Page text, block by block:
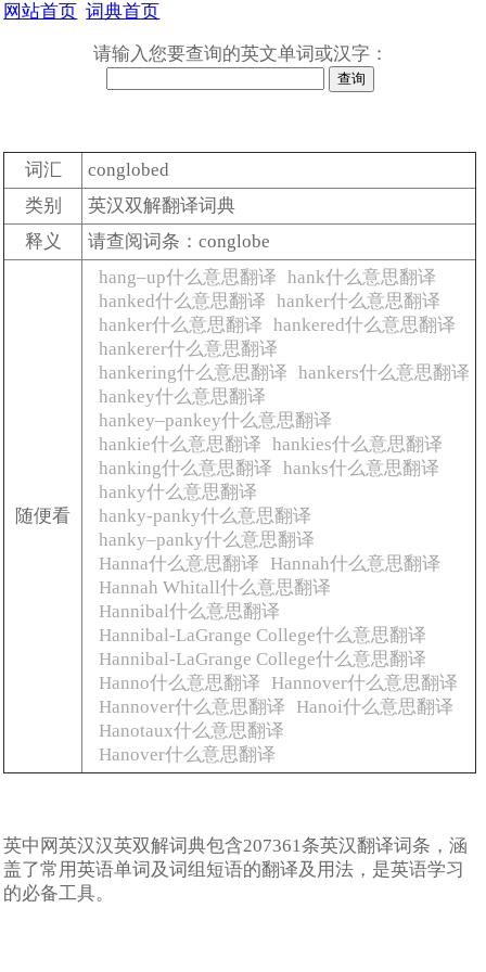
网站首页 词典首页
请输入您要查询的英文单词或汉字：
词汇
conglobed
类别
英汉双解翻译词典
释义
请查阅词条：conglobe
随便看
hang–up什么意思翻译 hank什么意思翻译
hanked什么意思翻译 hanker什么意思翻译
hanker什么意思翻译 hankered什么意思翻译
hankerer什么意思翻译
hankering什么意思翻译 hankers什么意思翻译
hankey什么意思翻译
hankey–pankey什么意思翻译
hankie什么意思翻译 hankies什么意思翻译
hanking什么意思翻译 hanks什么意思翻译
hanky什么意思翻译
hanky-panky什么意思翻译
hanky–panky什么意思翻译
Hanna什么意思翻译
Hannah什么意思翻译
Hannah Whitall什么意思翻译
Hannibal什么意思翻译
Hannibal-LaGrange College什么意思翻译
Hannibal-LaGrange College什么意思翻译
Hanno什么意思翻译
Hannover什么意思翻译
Hannover什么意思翻译
Hanoi什么意思翻译
Hanotaux什么意思翻译
Hanover什么意思翻译
英中网英汉汉英双解词典包含207361条英汉翻译词条，涵
盖了常用英语单词及词组短语的翻译及用法，是英语学习
的必备工具。